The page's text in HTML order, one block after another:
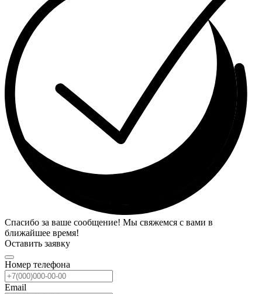
Спасибо за ваше сообщение! Мы свяжемся с вами в
ближайшее время!
Оставить заявку
Номер телефона
Email